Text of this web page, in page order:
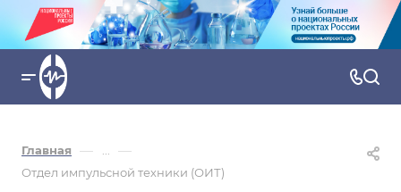
Главная — ... —
Отдел импульсной техники (ОИТ)